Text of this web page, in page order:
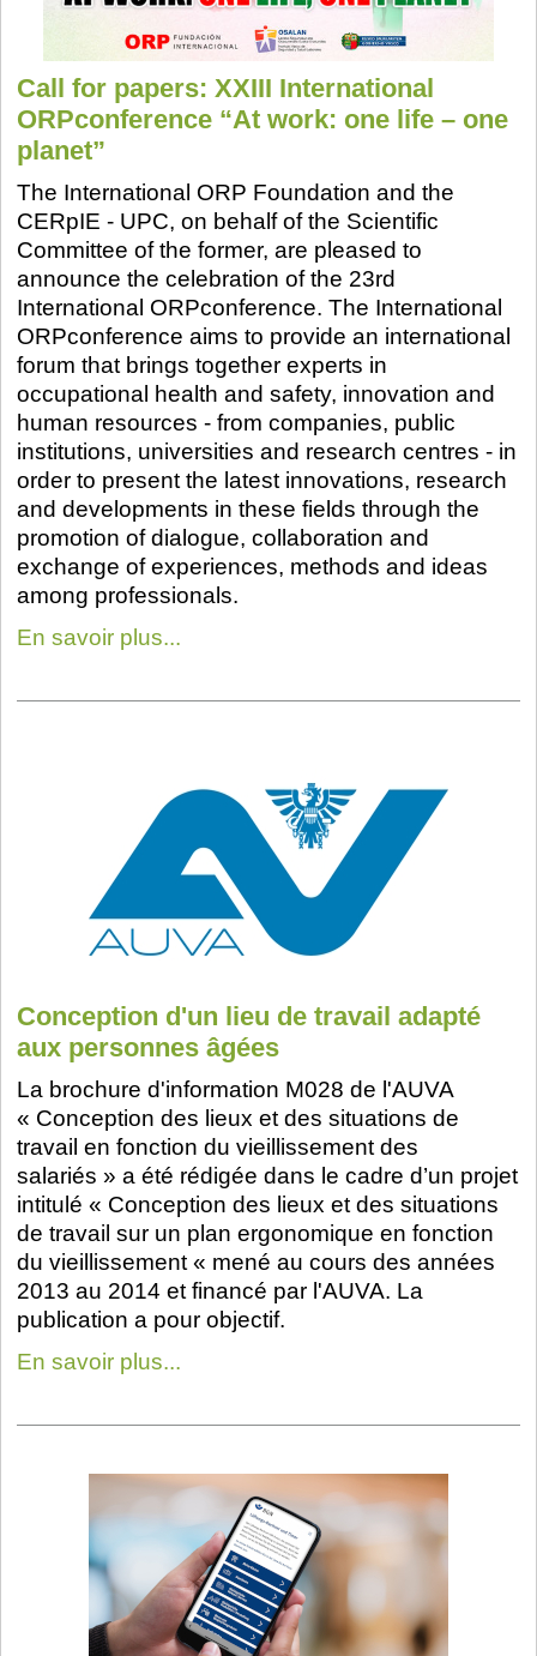
Call for papers: XXIII International
ORPconference “At work: one life – one
planet”
The International ORP Foundation and the
CERpIE - UPC, on behalf of the Scientific
Committee of the former, are pleased to
announce the celebration of the 23rd
International ORPconference. The International
ORPconference aims to provide an international
forum that brings together experts in
occupational health and safety, innovation and
human resources - from companies, public
institutions, universities and research centres - in
order to present the latest innovations, research
and developments in these fields through the
promotion of dialogue, collaboration and
exchange of experiences, methods and ideas
among professionals.
En savoir plus...
Conception d'un lieu de travail adapté
aux personnes âgées
La brochure d'information M028 de l'AUVA
« Conception des lieux et des situations de
travail en fonction du vieillissement des
salariés » a été rédigée dans le cadre d’un projet
intitulé « Conception des lieux et des situations
de travail sur un plan ergonomique en fonction
du vieillissement « mené au cours des années
2013 au 2014 et financé par l'AUVA. La
publication a pour objectif.
En savoir plus...